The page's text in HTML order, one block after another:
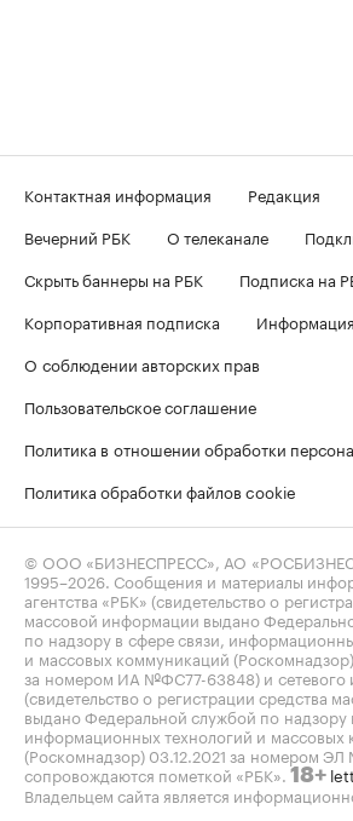
Контактная информация Редакция
Вечерний РБК
О телеканале
Скрыть баннеры на РБК
Подписка на
Корпоративная подписка
О соблюдении авторских прав
Пользовательское соглашение
Политика в отношении обработки
Политика обработки файлов cookie
© ООО «БИЗНЕСПРЕСС», АО
1995–2026 . Сообщения и материалы
агентства «РБК» (свидетельство о
массовой информации выдано
по надзору в сфере связи,
и массовых коммуникаций
за номером ИА №ФС77-63848) и сетевого
(свидетельство о регистрации средства
выдано Федеральной службой по надзору
информационных технологий и массовых
(Роскомнадзор) 03.12.2021 за номером
сопровождаются пометкой «РБК». 18+
Владельцем сайта является